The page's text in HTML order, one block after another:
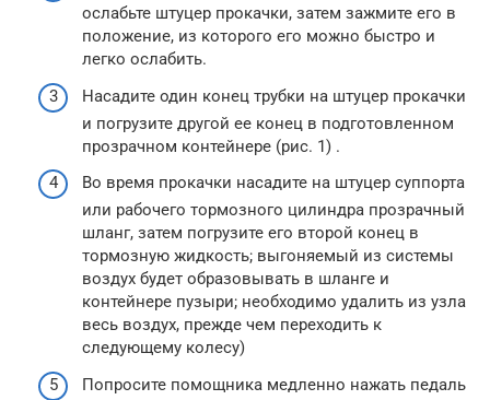
ослабьте штуцер прокачки, затем зажмите его в
положение, из которого его можно быстро и
легко ослабить.
Насадите один конец трубки на штуцер прокачки
и погрузите другой ее конец в подготовленном
прозрачном контейнере (рис. 1) .
Во время прокачки насадите на штуцер суппорта
или рабочего тормозного цилиндра прозрачный
шланг, затем погрузите его второй конец в
тормозную жидкость; выгоняемый из системы
воздух будет образовывать в шланге и
контейнере пузыри; необходимо удалить из узла
весь воздух, прежде чем переходить к
следующему колесу)
Попросите помощника медленно нажать педаль